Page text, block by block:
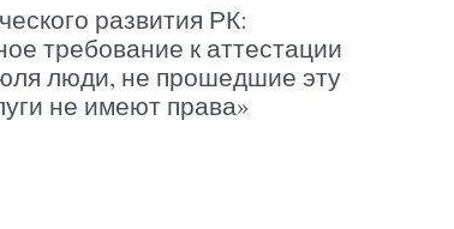
развития РК:
требование к аттестации
люди, не прошедшие эту
не имеют права»